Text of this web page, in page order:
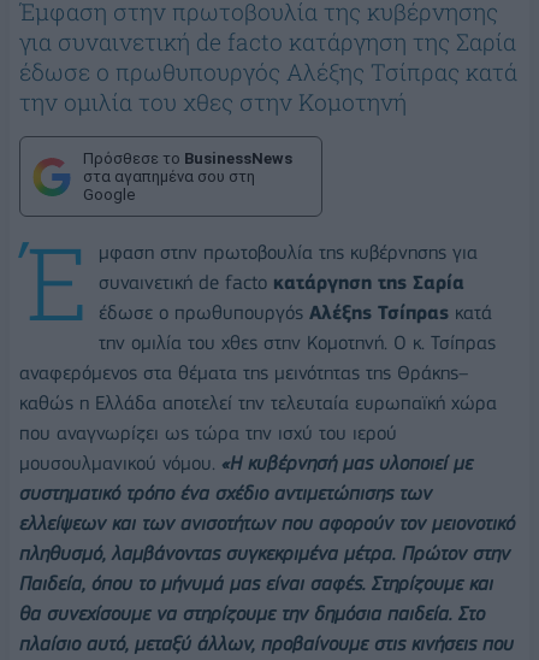
Έμφαση στην πρωτοβουλία της κυβέρνησης
για συναινετική de facto κατάργηση της Σαρία
έδωσε ο πρωθυπουργός Αλέξης Τσίπρας κατά
την ομιλία του χθες στην Κομοτηνή
Πρόσθεσε το BusinessNews
στα αγαπημένα σου στη
Google
Έ
μφαση στην πρωτοβουλία της κυβέρνησης για
συναινετική de facto κατάργηση της Σαρία
έδωσε ο πρωθυπουργός Αλέξης Τσίπρας κατά
την ομιλία του χθες στην Κομοτηνή. Ο κ. Τσίπρας
αναφερόμενος στα θέματα της μεινότητας της Θράκης–
καθώς η Ελλάδα αποτελεί την τελευταία ευρωπαϊκή χώρα
που αναγνωρίζει ως τώρα την ισχύ του ιερού
μουσουλμανικού νόμου. «Η κυβέρνησή μας υλοποιεί με
συστηματικό τρόπο ένα σχέδιο αντιμετώπισης των
ελλείψεων και των ανισοτήτων που αφορούν τον μειονοτικό
πληθυσμό, λαμβάνοντας συγκεκριμένα μέτρα. Πρώτον στην
Παιδεία, όπου το μήνυμά μας είναι σαφές. Στηρίζουμε και
θα συνεχίσουμε να στηρίζουμε την δημόσια παιδεία. Στο
πλαίσιο αυτό, μεταξύ άλλων, προβαίνουμε στις κινήσεις που